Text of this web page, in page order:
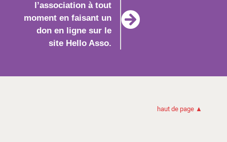
l’association à tout
moment en faisant un
don en ligne sur le
site Hello Asso.
haut de page ▲